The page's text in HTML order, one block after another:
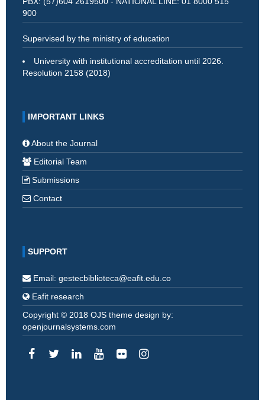
900
Supervised by the ministry of education
University with institutional accreditation until 2026.
Resolution 2158 (2018)
IMPORTANT LINKS
About the Journal
Editorial Team
Submissions
Contact
SUPPORT
Email: gestecbiblioteca@eafit.edu.co
Eafit research
Copyright © 2018 OJS theme design by:
openjournalsystems.com